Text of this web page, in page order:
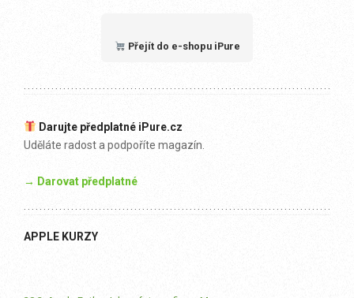
Přejít do e-shopu iPure
Darujte předplatné iPure.cz
Uděláte radost a podpoříte magazín.
→ Darovat předplatné
APPLE KURZY